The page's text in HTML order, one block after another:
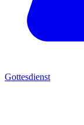
Gottesdienst